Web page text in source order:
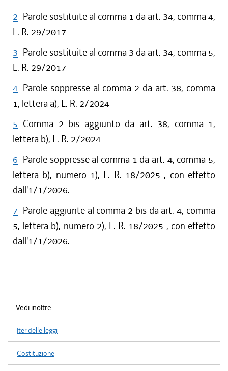
2 Parole sostituite al comma 1 da art. 34, comma 4,
L. R. 29/2017
3 Parole sostituite al comma 3 da art. 34, comma 5,
L. R. 29/2017
4 Parole soppresse al comma 2 da art. 38, comma
1, lettera a), L. R. 2/2024
5 Comma 2 bis aggiunto da art. 38, comma 1,
lettera b), L. R. 2/2024
6 Parole soppresse al comma 1 da art. 4, comma 5,
lettera b), numero 1), L. R. 18/2025 , con effetto
dall'1/1/2026.
7 Parole aggiunte al comma 2 bis da art. 4, comma
5, lettera b), numero 2), L. R. 18/2025 , con effetto
dall'1/1/2026.
Vedi inoltre
Iter delle leggi
Costituzione